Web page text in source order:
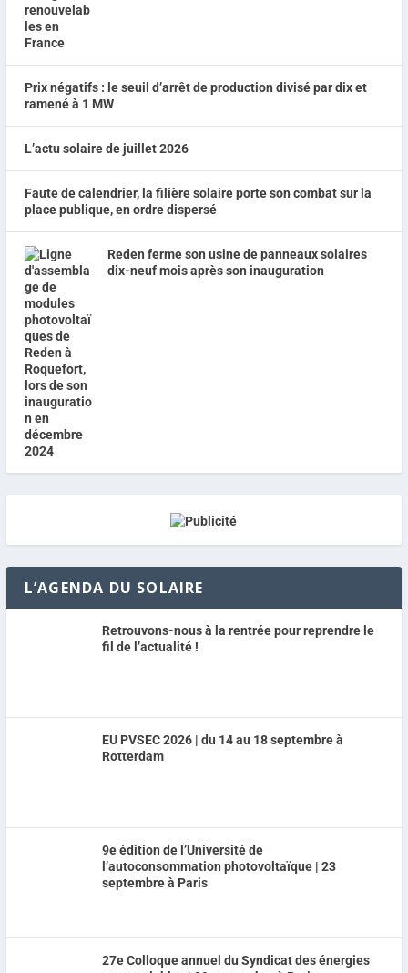
Prix négatifs : le seuil d’arrêt de production divisé par dix et
ramené à 1 MW
L’actu solaire de juillet 2026
Faute de calendrier, la filière solaire porte son combat sur la
place publique, en ordre dispersé
Reden ferme son usine de panneaux solaires
dix-neuf mois après son inauguration
L’AGENDA DU SOLAIRE
Retrouvons-nous à la rentrée pour reprendre le
fil de l’actualité !
EU PVSEC 2026 | du 14 au 18 septembre à
Rotterdam
9e édition de l’Université de
l’autoconsommation photovoltaïque | 23
septembre à Paris
27e Colloque annuel du Syndicat des énergies